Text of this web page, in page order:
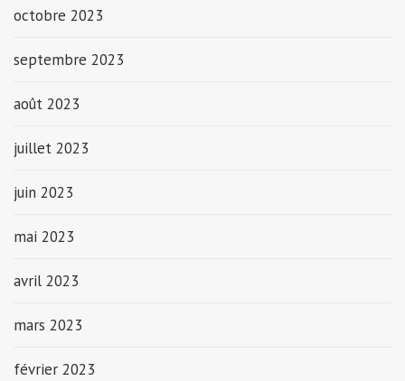
octobre 2023
septembre 2023
août 2023
juillet 2023
juin 2023
mai 2023
avril 2023
mars 2023
février 2023